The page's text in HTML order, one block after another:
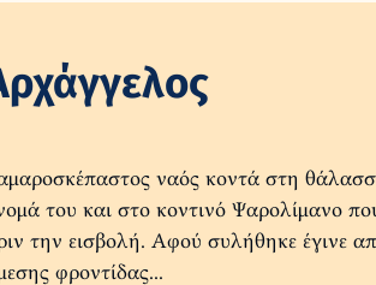
ναός κοντά στη
του και στο κοντινό Ψαρολίμανο
την εισβολή. Αφού συλήθηκε έγινε
φροντίδας...